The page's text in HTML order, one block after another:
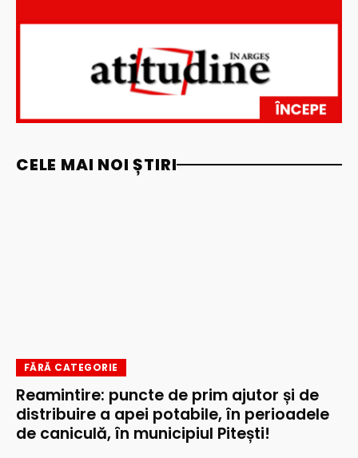
CELE MAI NOI ȘTIRI
FĂRĂ CATEGORIE
Reamintire: puncte de prim ajutor și de
distribuire a apei potabile, în perioadele
de caniculă, în municipiul Pitești!